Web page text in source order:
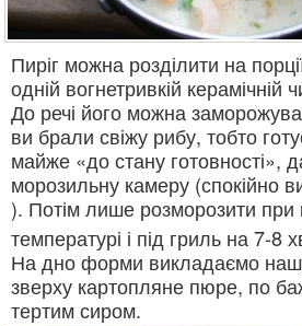
Пиріг можна розділити на
одній вогнетривкій керамічній
До речі його можна
ви брали свіжу рибу, тобто
майже «до стану готовності»,
морозильну камеру (спокійно
). Потім лише розморозити при
температурі і під гриль на 7-8
На дно форми викладаємо
зверху картопляне пюре, по
тертим сиром.